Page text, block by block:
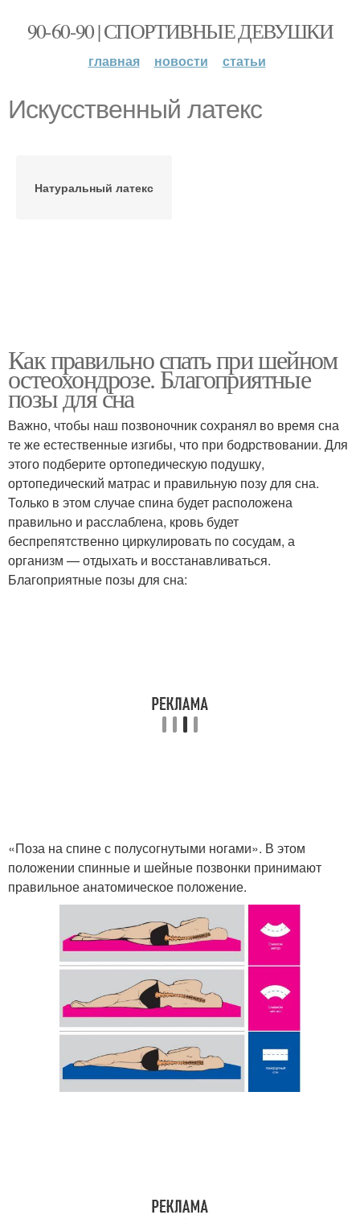
90-60-90 | СПОРТИВНЫЕ ДЕВУШКИ
главная новости статьи
Искусственный латекс
Натуральный латекс
Как правильно спать при шейном
остеохондрозе. Благоприятные
позы для сна
Важно, чтобы наш позвоночник сохранял во время сна
те же естественные изгибы, что при бодрствовании. Для
этого подберите ортопедическую подушку,
ортопедический матрас и правильную позу для сна.
Только в этом случае спина будет расположена
правильно и расслаблена, кровь будет
беспрепятственно циркулировать по сосудам, а
организм — отдыхать и восстанавливаться.
Благоприятные позы для сна:
«Поза на спине с полусогнутыми ногами». В этом
положении спинные и шейные позвонки принимают
правильное анатомическое положение.